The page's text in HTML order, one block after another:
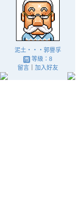
泥土‧‧‧郭譽孚
等級：8
留言｜ 加入好友